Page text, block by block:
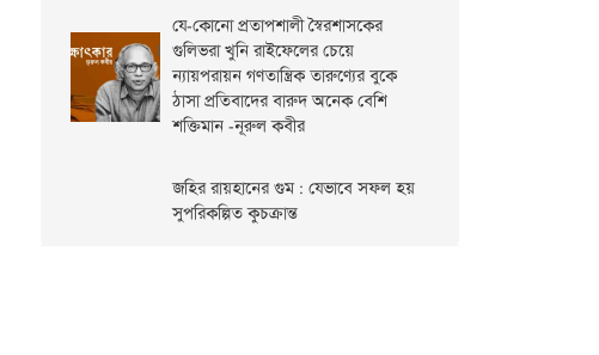
যে-কোনো প্রতাপশালী স্বৈরশাসকের
গুলিভরা খুনি রাইফেলের চেয়ে
ন্যায়পরায়ন গণতান্ত্রিক তারুণ্যের বুকে
ঠাসা প্রতিবাদের বারুদ অনেক বেশি
শক্তিমান -নূরুল কবীর
জহির রায়হানের গুম : যেভাবে সফল হয়
সুপরিকল্পিত কুচক্রান্ত